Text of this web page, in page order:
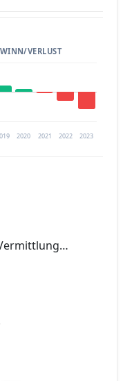
VERLUST
2020 2021 2022 2023